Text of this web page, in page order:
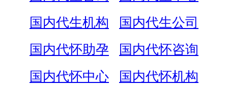
国内代生机构
国内代生公司
国内代怀助孕
国内代怀咨询
国内代怀中心
国内代怀机构